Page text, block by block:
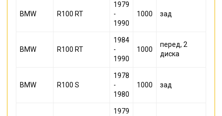
BMW R100 RT
1979
-
1990
1000 зад
BMW R100 RT
1984
-
1990
1000
перед, 2
диска
BMW R100 S
1978
-
1980
1000 зад
1979